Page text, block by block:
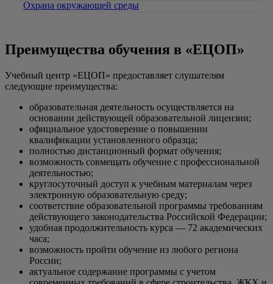
Охрана окружающей среды
Преимущества обучения в «ЕЦОП»
Учебный центр «ЕЦОП» предоставляет слушателям
следующие преимущества:
образовательная деятельность осуществляется на
основании действующей образовательной лицензии;
официальное удостоверение о повышении
квалификации установленного образца;
полностью дистанционный формат обучения;
возможность совмещать обучение с профессиональной
деятельностью;
круглосуточный доступ к учебным материалам через
электронную образовательную среду;
соответствие образовательной программы требованиям
действующего законодательства Российской Федерации;
удобная продолжительность курса — 72 академических
часа;
возможность пройти обучение из любого региона
России;
актуальное содержание программы с учетом